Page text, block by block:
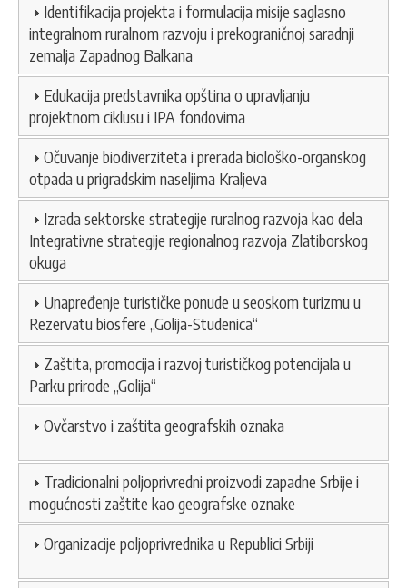
Identifikacija projekta i formulacija misije saglasno
integralnom ruralnom razvoju i prekograničnoj saradnji
zemalja Zapadnog Balkana
Edukacija predstavnika opština o upravljanju
projektnom ciklusu i IPA fondovima
Očuvanje biodiverziteta i prerada biološko-organskog
otpada u prigradskim naseljima Kraljeva
Izrada sektorske strategije ruralnog razvoja kao dela
Integrativne strategije regionalnog razvoja Zlatiborskog
okuga
Unapređenje turističke ponude u seoskom turizmu u
Rezervatu biosfere „Golija-Studenica“
Zaštita, promocija i razvoj turističkog potencijala u
Parku prirode „Golija“
Ovčarstvo i zaštita geografskih oznaka
Tradicionalni poljoprivredni proizvodi zapadne Srbije i
mogućnosti zaštite kao geografske oznake
Organizacije poljoprivrednika u Republici Srbiji